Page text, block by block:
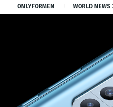
ONLYFORMEN WORLD NEWS